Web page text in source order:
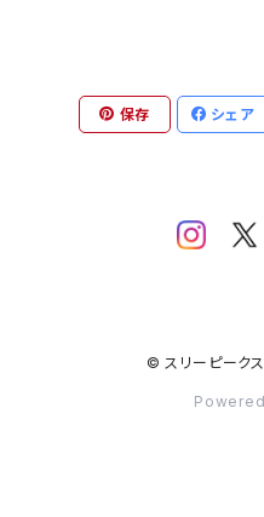
保存 シェア
© スリーピーク